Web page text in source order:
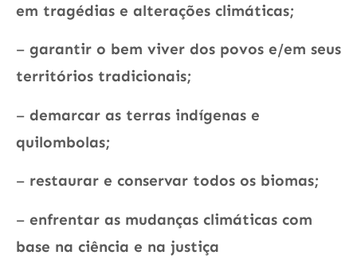
em tragédias e alterações climáticas;
– garantir o bem viver dos povos e/em seus
territórios tradicionais;
– demarcar as terras indígenas e
quilombolas;
– restaurar e conservar todos os biomas;
– enfrentar as mudanças climáticas com
base na ciência e na justiça